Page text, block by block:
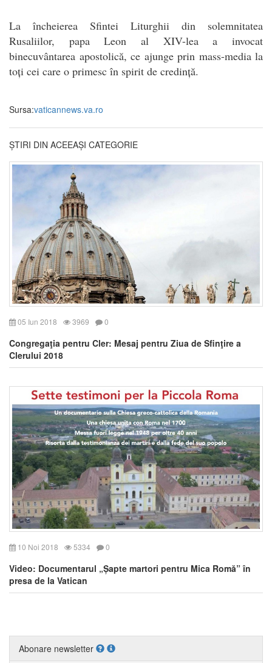
La încheierea Sfintei Liturghii din solemnitatea
Rusaliilor, papa Leon al XIV-lea a invocat
binecuvântarea apostolică, ce ajunge prin mass-media la
toți cei care o primesc în spirit de credință.
Sursa:vaticannews.va.ro
ȘTIRI DIN ACEEAȘI CATEGORIE
05 Iun 2018 3969 0
Congregaţia pentru Cler: Mesaj pentru Ziua de Sfinţire a
Clerului 2018
10 Noi 2018 5334 0
Video: Documentarul „Șapte martori pentru Mica Romă” în
presa de la Vatican
Abonare newsletter